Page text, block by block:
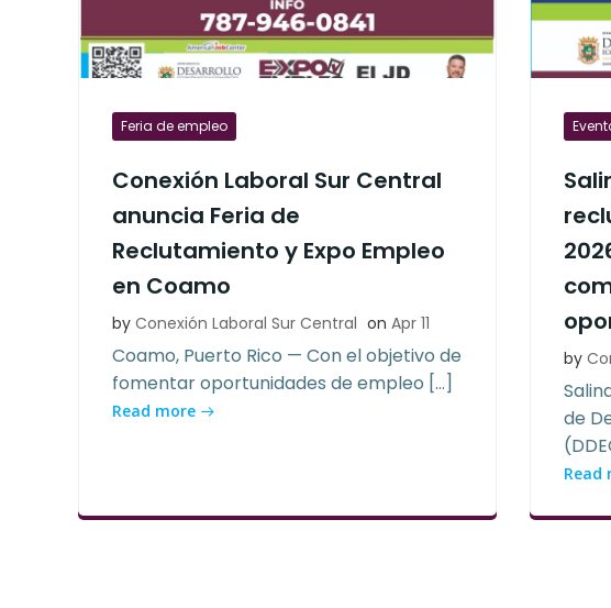
Feria de empleo
Conexión Laboral Sur Central
anuncia Feria de
Reclutamiento y Expo Empleo
en Coamo
by Conexión Laboral Sur Central on Apr 11
Coamo, Puerto Rico — Con el objetivo de
fomentar oportunidades de empleo […]
Read more
by
de
Read